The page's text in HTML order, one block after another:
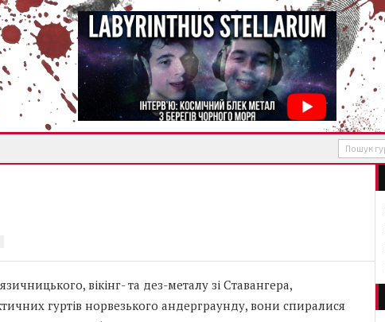
вікінг- та дез-металу зі Ставангера,
гуртів норвезького андерграунду, вони спиралися